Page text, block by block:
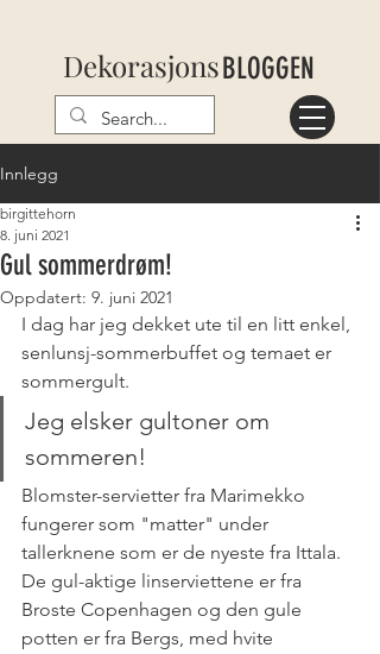
DekorasjonsBLOGGEN
Innlegg
Gul sommerdrøm!
birgittehorn
8. juni 2021
Oppdatert: 9. juni 2021
I dag har jeg dekket ute til en litt enkel,
senlunsj-sommerbuffet og temaet er
sommergult.
Jeg elsker gultoner om
sommeren!
Blomster-servietter fra Marimekko
fungerer som "matter" under
tallerknene som er de nyeste fra Ittala.
De gul-aktige linserviettene er fra
Broste Copenhagen og den gule
potten er fra Bergs, med hvite